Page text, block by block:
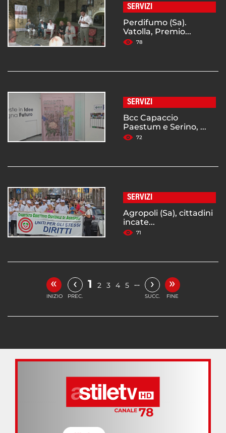
SERVIZI
Perdifumo (Sa).
Vatolla, Premio...
78
SERVIZI
Bcc Capaccio
Paestum e Serino, ...
72
SERVIZI
Agropoli (Sa), cittadini
incate...
71
«
INIZIO
‹
PREC.
1 2 3 4 5 … ›
SUCC.
»
FINE